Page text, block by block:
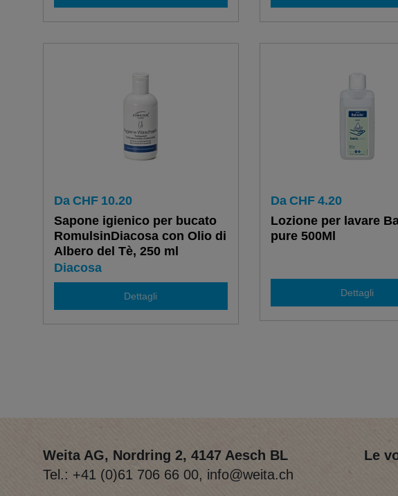
Da CHF 10.20
Sapone igienico per bucato
RomulsinDiacosa con Olio di
Albero del Tè, 250 ml
Diacosa
Dettagli
Da CHF 4.20
Lozione per lavare
pure 500Ml
Dettagli
Weita AG, Nordring 2, 4147 Aesch BL
Tel.: +41 (0)61 706 66 00, info@weita.ch
Le